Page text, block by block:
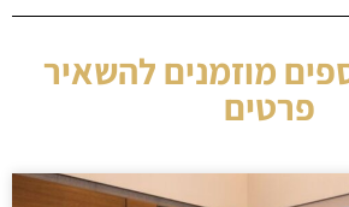
מוזמנים להשאיר
פרטים